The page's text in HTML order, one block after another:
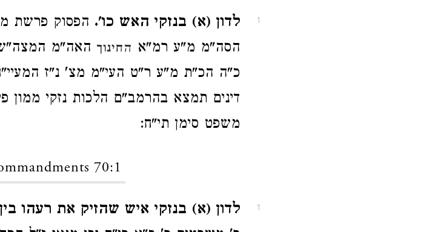
1 לדון (א) בנזקי האש כו'. הפסוק פרשת
הסה"מ מ"ע רמ"א החינוך האה"מ
כ"ה הכ"ת מ"ע ר"ט העי"מ מצ' נ"ז
דינים תמצא בהרמב"ם הלכות נזקי ממון
משפט סימן תי"ח:
70:1
1 לדון (א) בנזקי איש שהזיק את רעהו בין